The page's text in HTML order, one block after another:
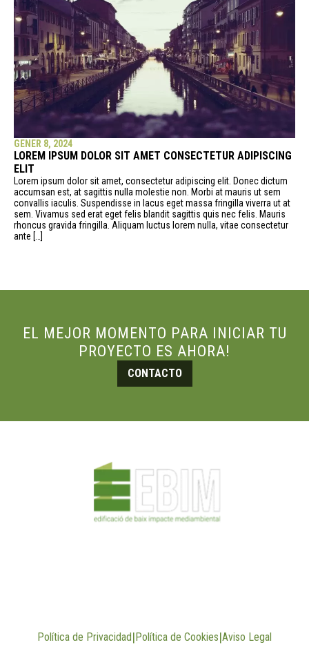
GENER 8, 2024
LOREM IPSUM DOLOR SIT AMET CONSECTETUR ADIPISCING
ELIT
Lorem ipsum dolor sit amet, consectetur adipiscing elit. Donec dictum
accumsan est, at sagittis nulla molestie non. Morbi at mauris ut sem
convallis iaculis. Suspendisse in lacus eget massa fringilla viverra ut at
sem. Vivamus sed erat eget felis blandit sagittis quis nec felis. Mauris
rhoncus gravida fringilla. Aliquam luctus lorem nulla, vitae consectetur
ante […]
EL MEJOR MOMENTO PARA INICIAR TU
PROYECTO ES AHORA!
CONTACTO
Política de Privacidad | Política de Cookies|Aviso Legal